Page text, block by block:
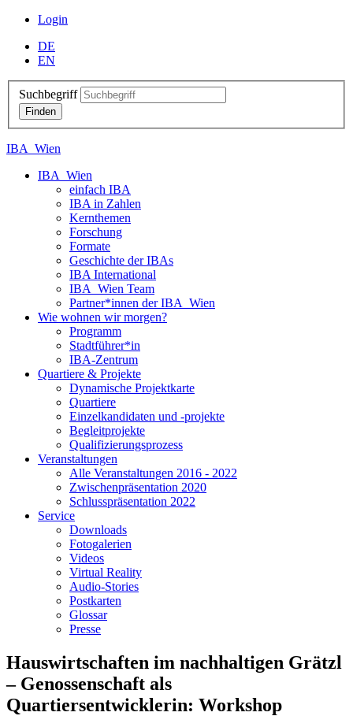
Login
DE
EN
Suchbegriff
IBA_Wien
IBA_Wien
einfach IBA
IBA in Zahlen
Kernthemen
Forschung
Formate
Geschichte der IBAs
IBA International
IBA_Wien Team
Partner*innen der IBA_Wien
Wie wohnen wir morgen?
Programm
Stadtführer*in
IBA-Zentrum
Quartiere & Projekte
Dynamische Projektkarte
Quartiere
Einzelkandidaten und -projekte
Begleitprojekte
Qualifizierungsprozess
Veranstaltungen
Alle Veranstaltungen 2016 - 2022
Zwischenpräsentation 2020
Schlusspräsentation 2022
Service
Downloads
Fotogalerien
Videos
Virtual Reality
Audio-Stories
Postkarten
Glossar
Presse
Hauswirtschaften im nachhaltigen Grätzl
– Genossenschaft als
Quartiersentwicklerin: Workshop